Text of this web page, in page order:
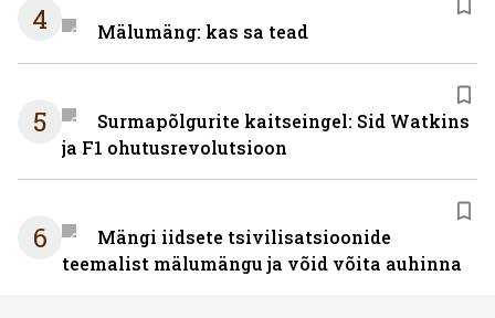
4 Mälumäng: kas sa tead
5
Surmapõlgurite kaitseingel: Sid Watkins
ja F1 ohutusrevolutsioon
6
Mängi iidsete tsivilisatsioonide
teemalist mälumängu ja võid võita auhinna